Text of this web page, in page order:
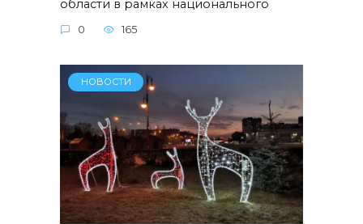
области в рамках национального
0 165
НОВОСТИ